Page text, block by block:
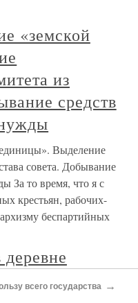
«земской
из
средств
Выделение
совета. Добывание
За то время, что я с
крестьян, рабочих-
беспартийных
января 1837 года
всего государства →